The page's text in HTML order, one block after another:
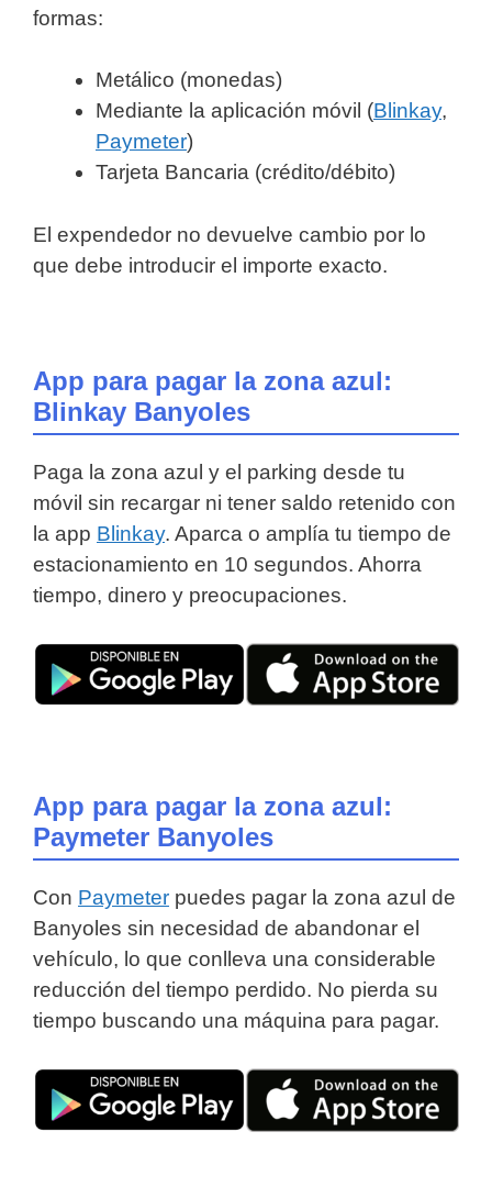
formas:
Metálico (monedas)
Mediante la aplicación móvil (Blinkay,
Paymeter)
Tarjeta Bancaria (crédito/débito)
El expendedor no devuelve cambio por lo
que debe introducir el importe exacto.
App para pagar la zona azul:
Blinkay Banyoles
Paga la zona azul y el parking desde tu
móvil sin recargar ni tener saldo retenido con
la app Blinkay. Aparca o amplía tu tiempo de
estacionamiento en 10 segundos. Ahorra
tiempo, dinero y preocupaciones.
App para pagar la zona azul:
Paymeter Banyoles
Con Paymeter puedes pagar la zona azul de
Banyoles sin necesidad de abandonar el
vehículo, lo que conlleva una considerable
reducción del tiempo perdido. No pierda su
tiempo buscando una máquina para pagar.